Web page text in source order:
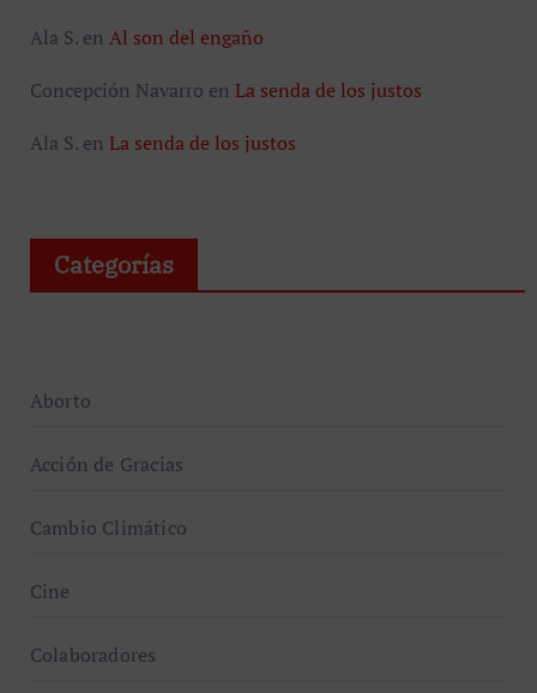
Ala S.en Al son del engaño
Concepción Navarro en La senda de los justos
Ala S.en La senda de los justos
Categorías
Aborto
Acción de Gracias
Cambio Climático
Cine
Colaboradores